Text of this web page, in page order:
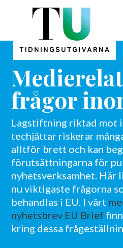
frågor
Lagstiftning riktad mot
techjättar riskerar
alltför brett och kan
förutsättningarna för
nyhetsverksamhet. Här
nu viktigaste frågorna
behandlas i EU. I vårt
nyhetsbrev EU Brief
kring dessa